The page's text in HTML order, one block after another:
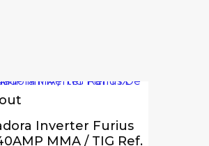
TIG, MMA . FIX 201”
marcados con
Inverter Furius
MMA / TIG Ref.